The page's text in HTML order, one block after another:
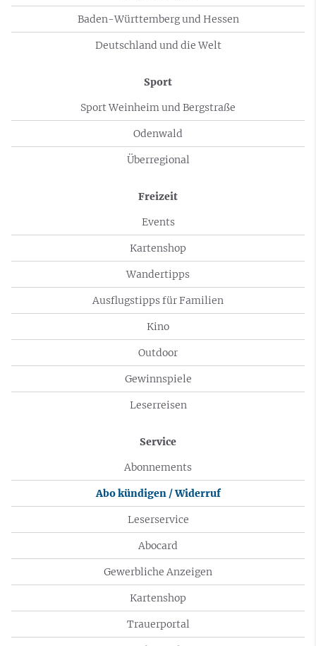
Baden-Württemberg und Hessen
Deutschland und die Welt
Sport
Sport Weinheim und Bergstraße
Odenwald
Überregional
Freizeit
Events
Kartenshop
Wandertipps
Ausflugstipps für Familien
Kino
Outdoor
Gewinnspiele
Leserreisen
Service
Abonnements
Abo kündigen / Widerruf
Leserservice
Abocard
Gewerbliche Anzeigen
Kartenshop
Trauerportal